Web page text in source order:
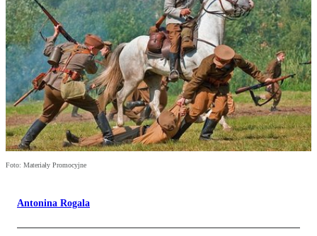
Foto: Materiały Promocyjne
Antonina Rogala